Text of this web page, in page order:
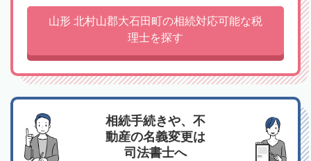
山形 北村山郡大石田町の相続対応可能な税
理士を探す
相続手続きや、不
動産の名義変更は
司法書士へ